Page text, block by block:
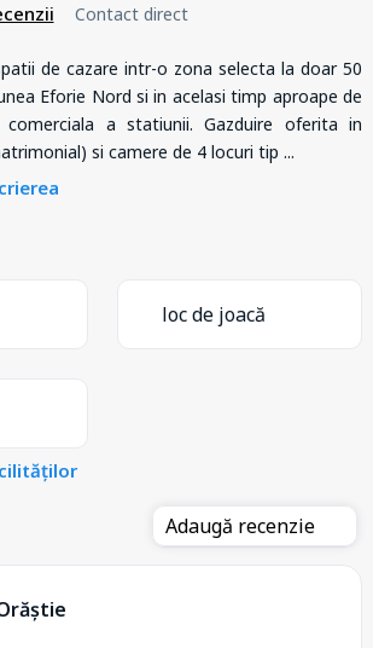
Contact direct
de cazare intr-o zona selecta la doar 50
Eforie Nord si in acelasi timp aproape de
a statiunii. Gazduire oferita in
si camere de 4 locuri tip ...
loc de joacă
Adaugă recenzie